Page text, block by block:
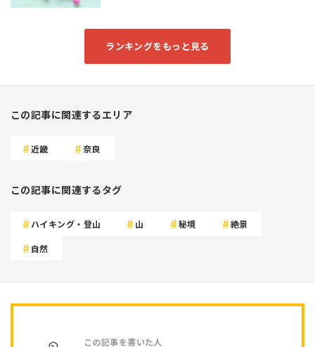
ランキングをもっと見る
この記事に関連するエリア
近畿 奈良
この記事に関連するタグ
ハイキング・登山 山 秘境 絶景
自然